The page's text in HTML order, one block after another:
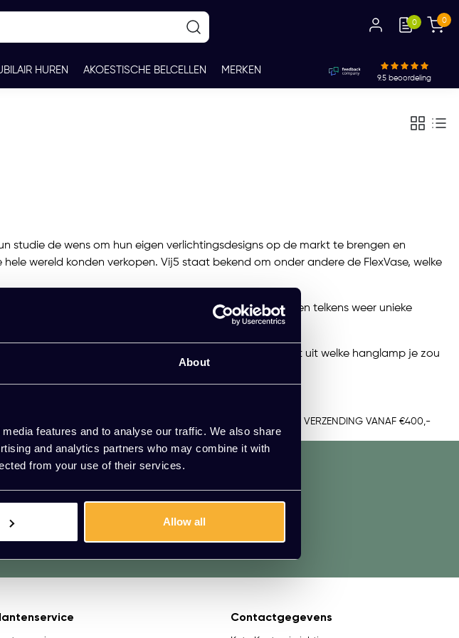
About
features and to analyse our traffic. We also share
and analytics partners who may combine it with
from your use of their services.
Allow all
0 0
HUREN AKOESTISCHE BELCELLEN MERKEN
9.5 beoordeling
studie de wens om hun eigen verlichtingsdesigns op de markt te brengen en
wereld konden verkopen. Vij5 staat bekend om onder andere de FlexVase, welke
in staat om met oog voor detail en liefde voor ontwerpen telkens weer unieke
in alle designs.
indrukwekkende elementen. Het maakt eigenlijk niet uit welke hanglamp je zou
GRATIS VERZENDING VANAF €400,-
Vragen?
We helpen je graag. Raadpleeg onze klantenservice.
Contactgegevens